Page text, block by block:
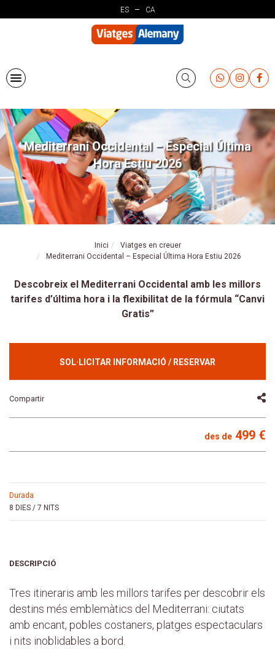
al
ES CA
Mediterrani Occidental – Especial Última
Hora Estiu 2026
Inici
Viatges en creuer
Mediterrani Occidental – Especial Última Hora Estiu 2026
Descobreix el Mediterrani Occidental amb les millors
tarifes d’última hora i la flexibilitat de la fórmula “Canvi
Gratis”
SOL·LICITAR INFORMACIÓ / RESERVAR
Compartir
des de 499 €
DESCRIPCIÓ
Tres itineraris amb les millors tarifes per descobrir els
destins més emblemàtics del Mediterrani: ciutats
amb encant, pobles costaners, platges espectaculars
i nits inoblidables a bord.
durada
8 DIES / 7 NITS